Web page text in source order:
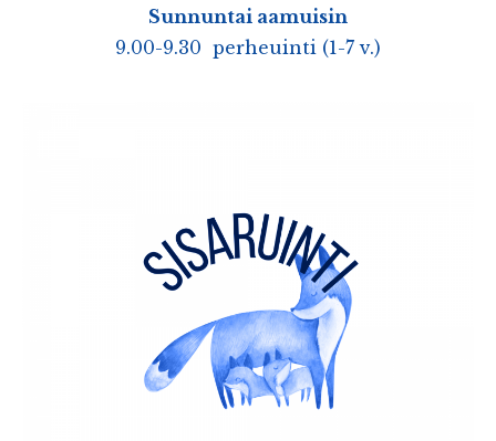
Sunnuntai aamuisin
9.00-9.30 perheuinti (1-7 v.)